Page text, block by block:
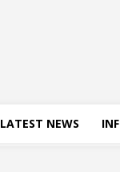
LATEST NEWS